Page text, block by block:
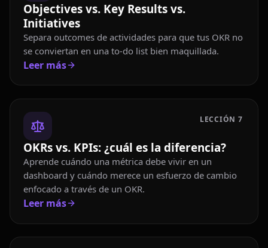
Objectives vs. Key Results vs.
Initiatives
Separa outcomes de actividades para que tus OKR no
se conviertan en una to-do list bien maquillada.
Leer más
LECCIÓN 7
OKRs vs. KPIs: ¿cuál es la diferencia?
Aprende cuándo una métrica debe vivir en un
dashboard y cuándo merece un esfuerzo de cambio
enfocado a través de un OKR.
Leer más